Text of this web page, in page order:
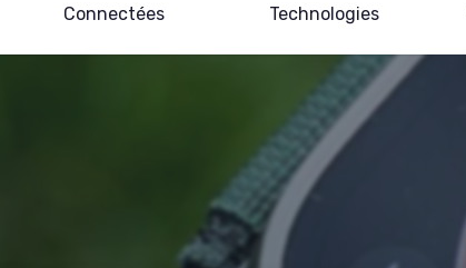
Connectées
Technologies